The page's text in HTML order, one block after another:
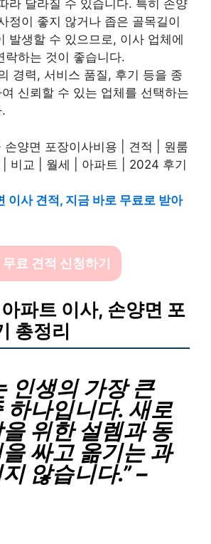
라 달라질 수 있습니다. 특히 손양
정이 좋지 않거나 좁은 골목길이
발생할 수 있으므로, 이사 업체에
락하는 것이 좋습니다.
경력, 서비스 품질, 후기 등을 종
신뢰할 수 있는 업체를 선택하는
이사 견적, 지금 바로 무료로 받아
무료 견적 신청하기
파트 이사, 손양면 포
총정리
인생의 가장 큰
하나입니다. 새로
위한 설렘과 동
싸고 옮기는 과
않습니다.” –